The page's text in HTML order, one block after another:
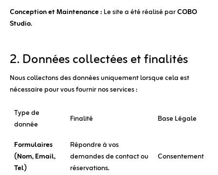
Conception et Maintenance : Le site a été réalisé parCOBO
Studio.
2. Données collectées et finalités
Nous collectons des données uniquement lorsque cela est
nécessaire pour vous fournir nos services :
Type de
donnée
Finalité Base Légale
Formulaires
(Nom, Email,
Tel)
Répondre à vos
demandes de contact ou
réservations.
Consentement